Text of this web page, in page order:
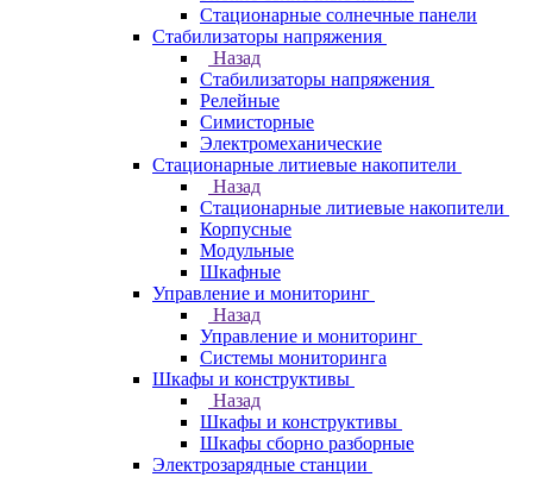
Стационарные солнечные панели
Стабилизаторы напряжения
Назад
Стабилизаторы напряжения
Релейные
Симисторные
Электромеханические
Стационарные литиевые накопители
Назад
Стационарные литиевые накопители
Корпусные
Модульные
Шкафные
Управление и мониторинг
Назад
Управление и мониторинг
Системы мониторинга
Шкафы и конструктивы
Назад
Шкафы и конструктивы
Шкафы сборно разборные
Электрозарядные станции